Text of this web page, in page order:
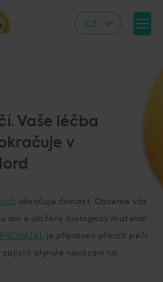
CZ
HR
Vaše léčba
v
ukončuje činnost. Chceme vás
ani o uložený biologický materiál
PRONATAL
je připraven převzít péči
plynulé navázání na